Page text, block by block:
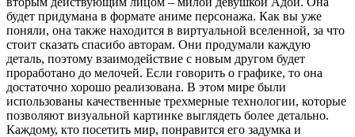
будет придумана в формате аниме персонажа. Как вы уже
поняли, она также находится в виртуальной вселенной, за что
стоит сказать спасибо авторам. Они продумали каждую
деталь, поэтому взаимодействие с новым другом будет
проработано до мелочей. Если говорить о графике, то она
достаточно хорошо реализована. В этом мире были
использованы качественные трехмерные технологии, которые
позволяют визуальной картинке выглядеть более детально.
Каждому, кто посетить мир, понравится его задумка и